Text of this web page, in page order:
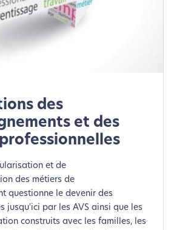
des
et des
et de
des métiers de
questionne le devenir des
jusqu'ici par les AVS ainsi que les
construits avec les familles, les